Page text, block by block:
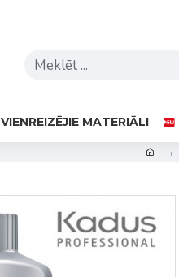
VIENREIZĒJIE MATERIĀLI